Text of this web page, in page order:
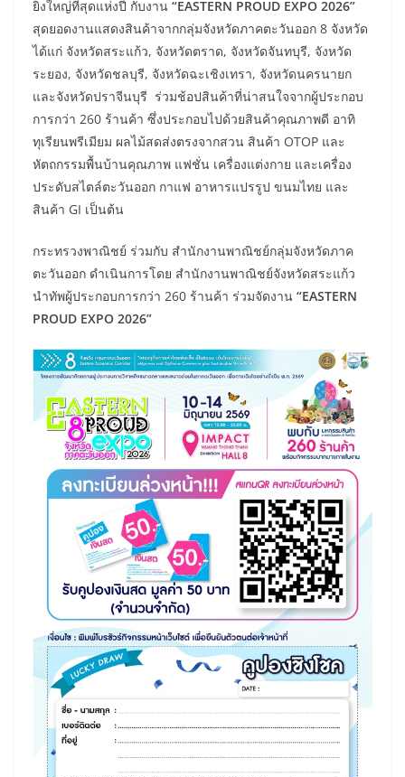
ยิ่งใหญ่ที่สุดแห่งปี กับงาน “EASTERN PROUD EXPO 2026”
สุดยอดงานแสดงสินค้าจากกลุ่มจังหวัดภาคตะวันออก 8 จังหวัด
ได้แก่ จังหวัดสระแก้ว, จังหวัดตราด, จังหวัดจันทบุรี, จังหวัด
ระยอง, จังหวัดชลบุรี, จังหวัดฉะเชิงเทรา, จังหวัดนครนายก
และจังหวัดปราจีนบุรี ร่วมช้อปสินค้าที่น่าสนใจจากผู้ประกอบ
การกว่า 260 ร้านค้า ซึ่งประกอบไปด้วยสินค้าคุณภาพดี อาทิ
ทุเรียนพรีเมียม ผลไม้สดส่งตรงจากสวน สินค้า OTOP และ
หัตถกรรมพื้นบ้านคุณภาพ แฟชั่น เครื่องแต่งกาย และเครื่อง
ประดับสไตล์ตะวันออก กาแฟ อาหารแปรรูป ขนมไทย และ
สินค้า GI เป็นต้น
กระทรวงพาณิชย์ ร่วมกับ สำนักงานพาณิชย์กลุ่มจังหวัดภาค
ตะวันออก ดำเนินการโดย สำนักงานพาณิชย์จังหวัดสระแก้ว
นำทัพผู้ประกอบการกว่า 260 ร้านค้า ร่วมจัดงาน “EASTERN
PROUD EXPO 2026”